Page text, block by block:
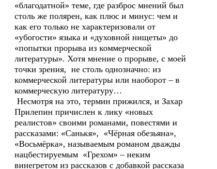
«благодатной» теме, где разброс мнений был
столь же полярен, как плюс и минус: чем и
как его только не характеризовали от
«убогости» языка и «духовной нищеты» до
«попытки прорыва из коммерческой
литературы». Хотя мнение о прорыве, с моей
точки зрения, не столь однозначно: из
коммерческой литературы или наоборот – в
коммерческую литературу…
Несмотря на это, термин прижился, и Захар
Прилепин причислен к лику «новых
реалистов» своими романами, повестями и
рассказами: «Санькя», «Чёрная обезьяна»,
«Восьмёрка», называемым романом дважды
нацбестируемым «Грехом» – неким
винегретом из рассказов с добавкой рассказа